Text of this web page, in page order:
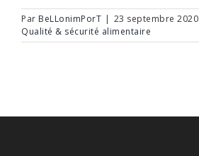
Par BeLLonimPorT 23 septembre 2020
Qualité & sécurité alimentaire